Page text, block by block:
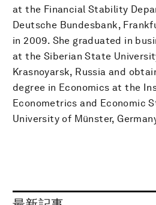
at the Financial Stability
Deutsche Bundesbank,
in 2009. She graduated in
at the Siberian State
Krasnoyarsk, Russia and
degree in Economics at the
Econometrics and Economic
University of Münster,